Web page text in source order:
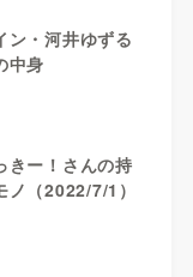
ン・河井ゆずる
中身
きー！さんの持
ノ（2022/7/1）